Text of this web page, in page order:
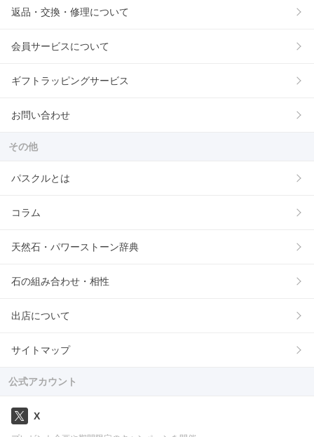
返品・交換・修理について
会員サービスについて
ギフトラッピングサービス
お問い合わせ
その他
パスクルとは
コラム
天然石・パワーストーン辞典
石の組み合わせ・相性
出店について
サイトマップ
公式アカウント
X